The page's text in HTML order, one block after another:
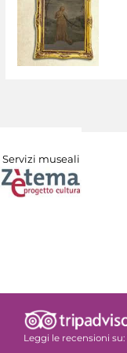
Servizi museali
Leggi le recensioni su: